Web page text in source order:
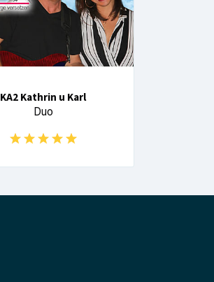
KA2 Kathrin u Karl
Duo